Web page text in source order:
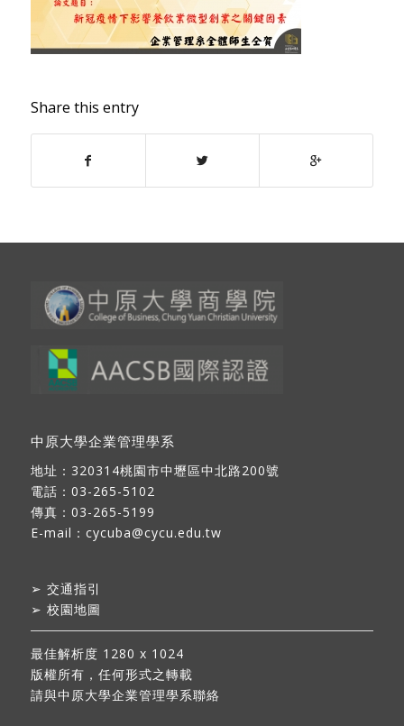
Share this entry
中原大學企業管理學系
地址： 320314桃園市中壢區中北路200號
電話：03-265-5102
傳真：03-265-5199
E-mail： cycuba@cycu.edu.tw
➢ 交通指引
➢ 校園地圖
最佳解析度 1280 x 1024
版權所有，任何形式之轉載
請與中原大學企業管理學系聯絡